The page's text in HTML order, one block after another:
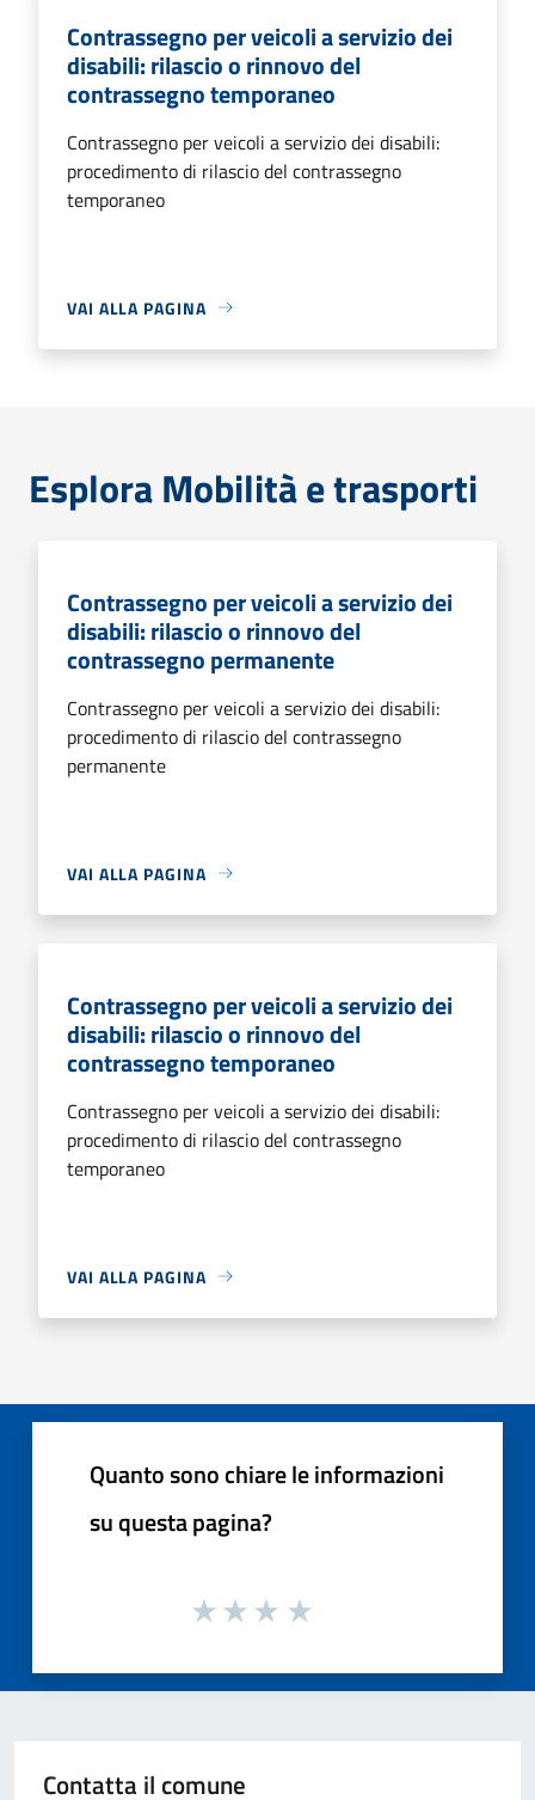
Contrassegno per veicoli a servizio dei
disabili: rilascio o rinnovo del
contrassegno temporaneo
Contrassegno per veicoli a servizio dei disabili:
procedimento di rilascio del contrassegno
temporaneo
VAI ALLA PAGINA
Esplora Mobilità e trasporti
Contrassegno per veicoli a servizio dei
disabili: rilascio o rinnovo del
contrassegno permanente
Contrassegno per veicoli a servizio dei disabili:
procedimento di rilascio del contrassegno
permanente
VAI ALLA PAGINA
Contrassegno per veicoli a servizio dei
disabili: rilascio o rinnovo del
contrassegno temporaneo
Contrassegno per veicoli a servizio dei disabili:
procedimento di rilascio del contrassegno
temporaneo
VAI ALLA PAGINA
Quanto sono chiare le informazioni
su questa pagina?
Contatta il comune